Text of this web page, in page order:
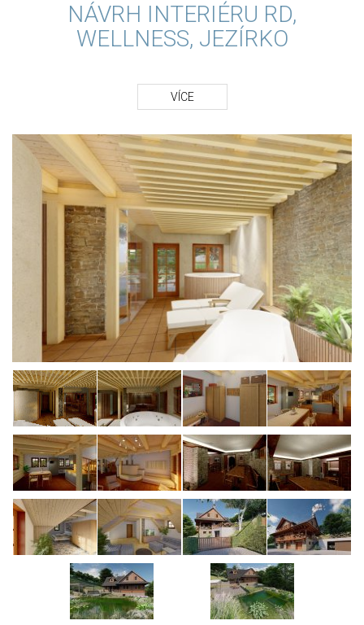
NÁVRH INTERIÉRU RD,
WELLNESS, JEZÍRKO
VÍCE